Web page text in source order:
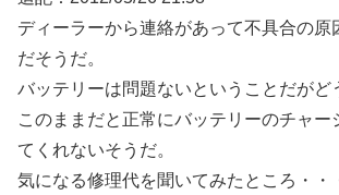
ディーラーから連絡があって不具合の原
だそうだ。
バッテリーは問題ないということだがど
このままだと正常にバッテリーのチャー
てくれないそうだ。
気になる修理代を聞いてみたところ・・